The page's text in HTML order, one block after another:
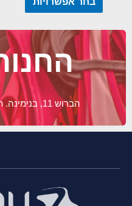
הברוש 11, בנימינה. תאמו מראש וקפצו לבקר